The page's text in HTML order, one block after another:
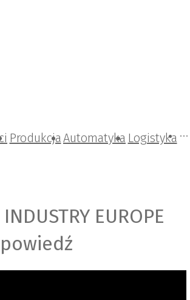
ProdukcjaAutomatyka Logistyka
i konstrukcje
i IT
EUROPE